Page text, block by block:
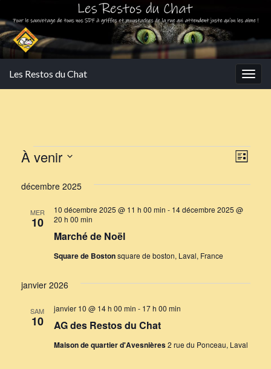
Les Restos du Chat
Évènements
vues
Liste
À venir
une
décembre 2025
MER
10
Marché de Noël
10 décembre 2025 @ 11 h 00 min - 14 décembre 2025 @
20 h 00 min
Square de Bostonsquare de boston, Laval, France
janvier 2026
SAM
10 AG des Restos du Chat
janvier 10 @ 14 h 00 min - 17 h 00 min
Maison de quartier d'Avesnières2 rue du Ponceau, Laval